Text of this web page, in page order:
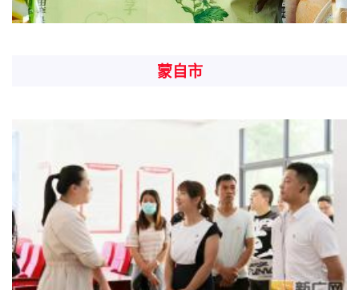
蒙自市